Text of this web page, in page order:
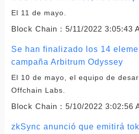
El 11 de mayo.
Block Chain： 5/11/2022 3:05:43
Se han finalizado los 14
campaña Arbitrum Odyssey
El 10 de mayo, el equipo de
Offchain Labs.
Block Chain： 5/10/2022 3:02:56
zkSync anunció que emitirá